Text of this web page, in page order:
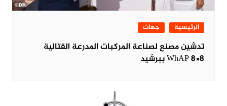
الرئيسية جهات
تدشين مصنع لصناعة المركبات المدرعة القتالية
WhAP 8×8 ببرشيد